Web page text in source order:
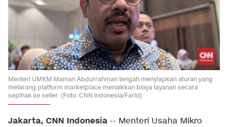
Menteri UMKM Maman Abdurrahman tengah menyiapkan aturan yang
melarang platform marketplace menaikkan biaya layanan secara
sepihak ke seller. (Foto: CNN Indonesia/Farid)
Jakarta, CNN Indonesia -- Menteri Usaha Mikro